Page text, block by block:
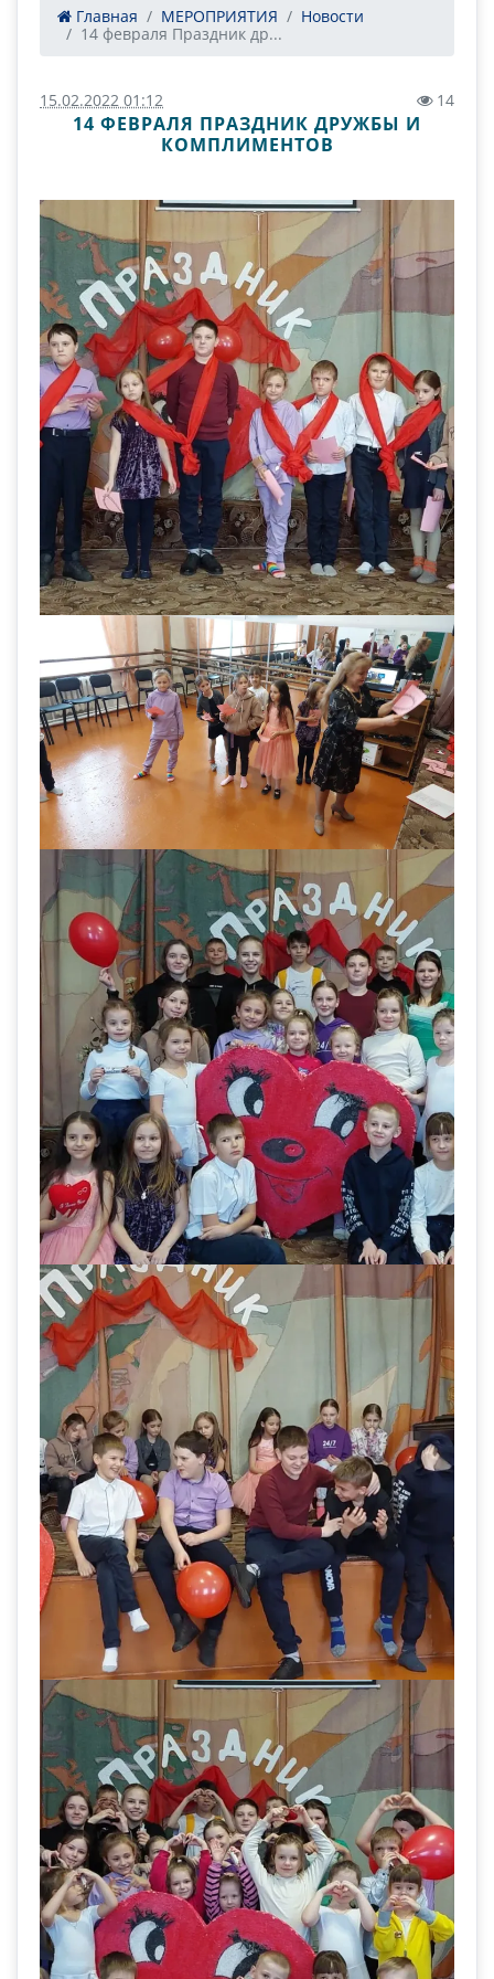
Главная МЕРОПРИЯТИЯ
Новости
14 февраля Праздник др...
15.02.2022 01:12 14
14 ФЕВРАЛЯ ПРАЗДНИК ДРУЖБЫ И
КОМПЛИМЕНТОВ